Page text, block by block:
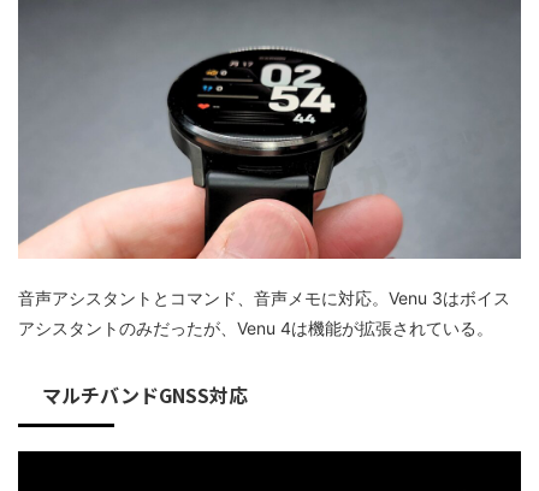
音声アシスタントとコマンド、音声メモに対応。Venu 3はボイス
アシスタントのみだったが、Venu 4は機能が拡張されている。
マルチバンドGNSS対応